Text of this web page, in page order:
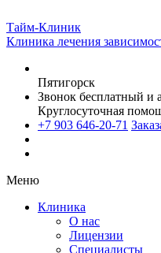
Тайм-Клиник
Клиника лечения
Пятигорск
Звонок бесплатный и
Круглосуточная
+7 903 646-20-71
Меню
Клиника
О нас
Лицензии
Специалисты